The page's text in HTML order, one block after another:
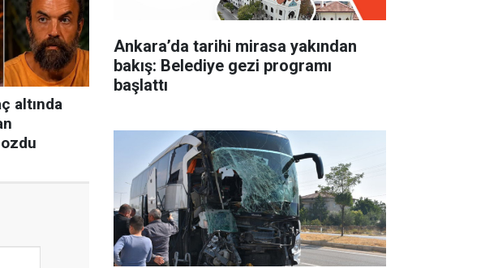
Ankara’da tarihi mirasa yakından
bakış: Belediye gezi programı
başlattı